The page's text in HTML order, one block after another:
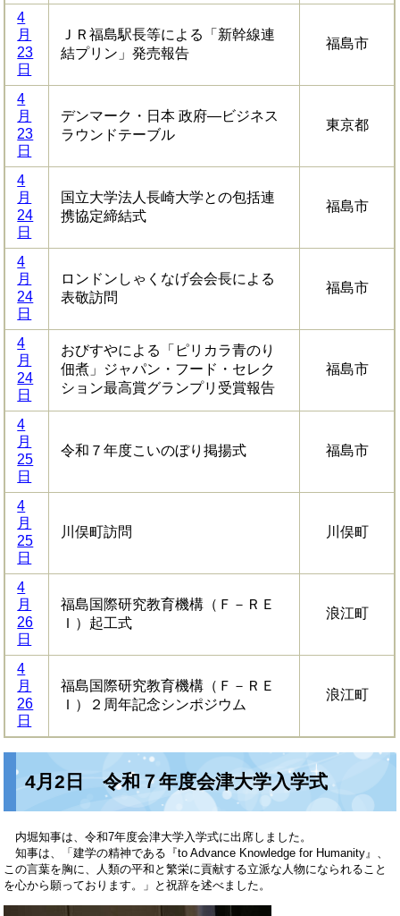
4
月
23
日
ＪＲ福島駅長等による「新幹線連
結プリン」発売報告
福島市
4
月
23
日
デンマーク・日本 政府―ビジネス
ラウンドテーブル
東京都
4
月
24
日
国立大学法人長崎大学との包括連
携協定締結式
福島市
4
月
24
日
ロンドンしゃくなげ会会長による
表敬訪問
福島市
4
月
24
日
おびすやによる「ピリカラ青のり
佃煮」ジャパン・フード・セレク
ション最高賞グランプリ受賞報告
福島市
4
月
25
日
令和７年度こいのぼり掲揚式 福島市
4
月
25
日
川俣町訪問 川俣町
4
月
26
日
福島国際研究教育機構（Ｆ－ＲＥ
Ｉ）起工式
浪江町
4
月
26
日
福島国際研究教育機構（Ｆ－ＲＥ
Ｉ）２周年記念シンポジウム
浪江町
4月2日 令和７年度会津大学入学式
内堀知事は、令和7年度会津大学入学式に出席しました。
知事は、「建学の精神である『to Advance Knowledge for Humanity』、
この言葉を胸に、人類の平和と繁栄に貢献する立派な人物になられること
を心から願っております。」と祝辞を述べました。